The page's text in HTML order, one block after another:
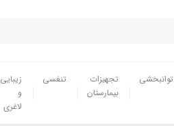
توانبخشی
تجهیزات
بیمارستان
تنفسی
زیبایی
و
لاغری